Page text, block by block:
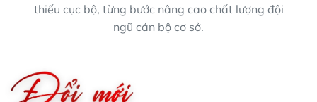
thiếu cục bộ, từng bước nâng cao chất lượng đội
ngũ cán bộ cơ sở.